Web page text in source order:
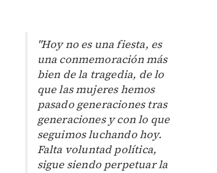
"Hoy no es una fiesta, es
una conmemoración más
bien de la tragedia, de lo
que las mujeres hemos
pasado generaciones tras
generaciones y con lo que
seguimos luchando hoy.
Falta voluntad política,
sigue siendo perpetuar la